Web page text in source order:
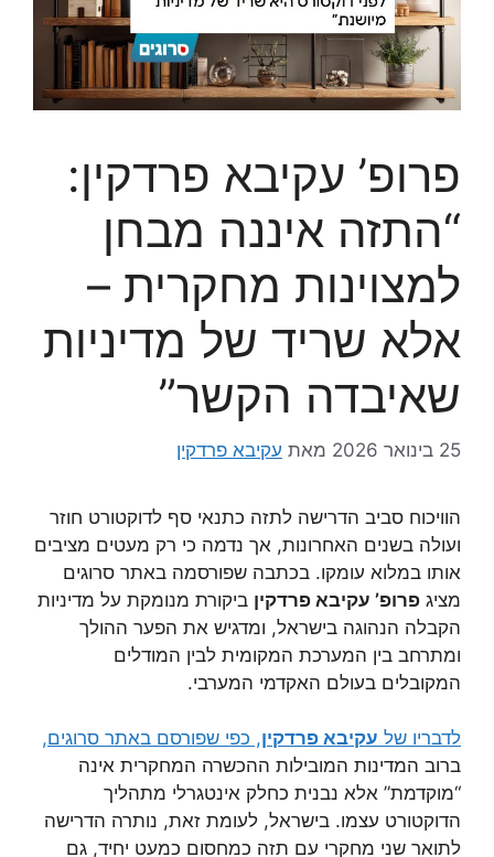
פרופ’ עקיבא פרדקין:
“התזה איננה מבחן
למצוינות מחקרית –
אלא שריד של מדיניות
שאיבדה הקשר”
25 בינואר 2026 מאת עקיבא פרדקין
הוויכוח סביב הדרישה לתזה כתנאי סף לדוקטורט חוזר
ועולה בשנים האחרונות, אך נדמה כי רק מעטים מציבים
אותו במלוא עומקו. בכתבה שפורסמה באתר סרוגים
מציג פרופ’ עקיבא פרדקין ביקורת מנומקת על מדיניות
הקבלה הנהוגה בישראל, ומדגיש את הפער ההולך
ומתרחב בין המערכת המקומית לבין המודלים
המקובלים בעולם האקדמי המערבי.
לדבריו של עקיבא פרדקין, כפי שפורסם באתר סרוגים,
ברוב המדינות המובילות ההכשרה המחקרית אינה
“מוקדמת” אלא נבנית כחלק אינטגרלי מתהליך
הדוקטורט עצמו. בישראל, לעומת זאת, נותרה הדרישה
לתואר שני מחקרי עם תזה כמחסום כמעט יחיד, גם